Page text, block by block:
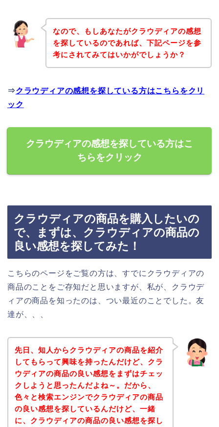
なので、もしあなたがクラウディアの感想
を探しているのであれば、下記ページを参
考にされてみてはいかがでしょうか？
⇒クラウディアの感想を探している方はこちらをクリ
ック
クラウディアの感想を探している方はこ
ちらをクリック
クラウディアの商品を購入したいの
で、まずは、クラウディアの商品の
良い感想を探してみた！
こちらのページをご覧の方は、すでにクラウディアの
商品のことをご存知だと思いますが、私が、クラウデ
ィアの商品を知ったのは、つい最近のことでした。友
達が、、、
先日、知人からクラウディアの商品を紹介
してもらって興味を持ったんだけど、クラ
ウディアの商品の良い感想をまずはチェッ
クしようと思ったんだよね～。だから、
色々と検索エンジンでクラウディアの商品
の良い感想を探しているんだけど、一緒
に、クラウディアの商品の良い感想を探し